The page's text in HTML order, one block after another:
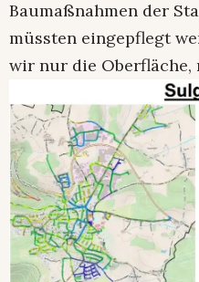
Baumaßnahmen der
müssten eingepflegt
wir nur die Oberfläche,